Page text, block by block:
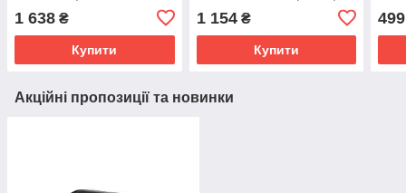
F716961020010 до John
Deere 2904, 3204, 7210R,
7230R, 7250R,
1 638 ₴
Купити
2304, 6R 250, 7200R
1 154₴
Купити
499
Акційні пропозиції та новинки